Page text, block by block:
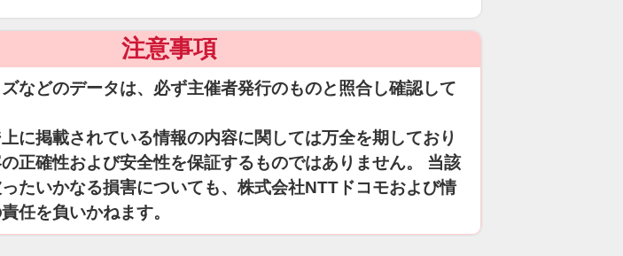
注意事項
などのデータは、必ず主催者発行のものと照合し確認して
に掲載されている情報の内容に関しては万全を期しており
正確性および安全性を保証するものではありません。 当該
たいかなる損害についても、株式会社NTTドコモおよび情
任を負いかねます。